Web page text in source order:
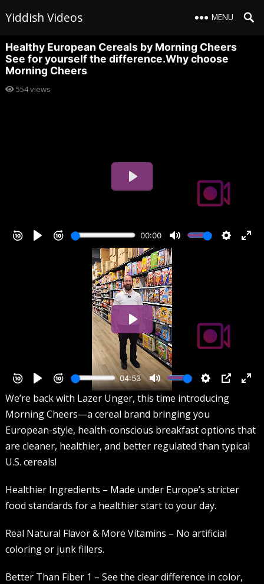
Yiddish Videos MENU
Healthy European Cereals by Morning Cheers
See for yourself the difference.Why choose
Morning Cheers
554views
We’re back with Lazer Unger, this time introducing
Morning Cheers—a cereal brand bringing you
European-style, health-conscious breakfast options that
are cleaner, healthier, and better regulated than typical
U.S. cereals!
Healthier Ingredients – Made under Europe’s stricter
food standards for a healthier start to your day.
Real Natural Flavor & More Vitamins – No artificial
coloring or junk fillers.
Better Than Fiber 1 – See the clear difference in color,